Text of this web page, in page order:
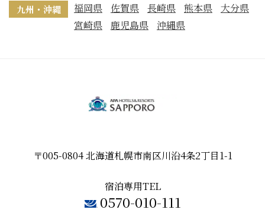
九州・沖縄 福岡県 佐賀県 長崎県 熊本県
大分県
宮崎県
鹿児島県 沖縄県
〒005-0804 北海道札幌市南区川沿4条2丁目1-1
宿泊専用TEL
0570-010-111